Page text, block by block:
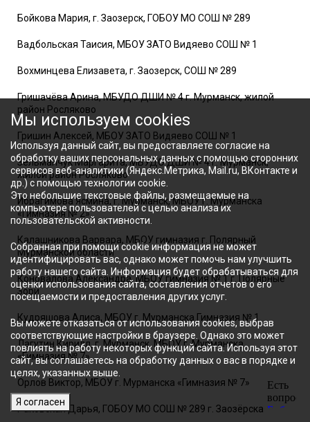
Бойкова Мария, г. Заозерск, ГОБОУ МО СОШ № 289
Вадбольская Таисия, МБОУ ЗАТО Видяево СОШ № 1
Вохминцева Елизавета, г. Заозерск, СОШ № 289
Гришачёва Арина, МБУДО ДШИ № 4 г. Мурманск, жилой
район Росляково
Гришин Алексей, МБОУ ЗАТО Видяево СОШ № 1
Зельманчук Маргарита, МБУДО ДШИ № 4 г. Мурманск,
жилой район Росляково
Ибрагимова Ясмина, г. Мурманск, МБОУ г. Мурманска
«Гимназия № 2»
Калашникова Варвара, МБОУ гимназия г. Полярный
Мурманской области
Коновалова Александра, МБОУ гимназия № 1 г. Полярные
Зори
Кудряшова Алиса, МБОУ г. Мурманска Гимназия № 1
Лагутин Кирилл, г. Мурманск, МБОУ г. Мурманска
«Гимназия № 7»
Орлов Виктор, МБОУ г. Мурманска «Гимназия № 7»
Раковская Дарья, ГОБОУ МО СОШ № 289 г. Заозёрска
Мы используем cookies
Используя данный сайт, вы предоставляете согласие на
обработку ваших персональных данных с помощью сторонних
сервисов веб-аналитики (Яндекс.Метрика, Mail.ru, ВКонтакте и
др.) с помощью технологии cookie.
Это небольшие текстовые файлы, размещаемые на
компьютере пользователей с целью анализа их
пользовательской активности.
Собранная при помощи cookie информация не может
идентифицировать вас, однако может помочь нам улучшить
работу нашего сайта. Информация будет обрабатываться для
оценки использования сайта, составления отчетов о его
посещаемости и предоставления других услуг.
Вы можете отказаться от использования cookies, выбрав
соответствующие настройки в браузере. Однако это может
повлиять на работу некоторых функций сайта. Используя этот
сайт, вы соглашаетесь на обработку данных о вас в порядке и
целях, указанных выше.
Я согласен